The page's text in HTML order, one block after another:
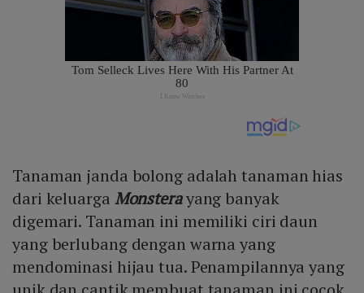
Tanaman janda bolong adalah tanaman hias
dari keluarga Monsterayang banyak
digemari. Tanaman ini memiliki ciri daun
yang berlubang dengan warna yang
mendominasi hijau tua. Penampilannya yang